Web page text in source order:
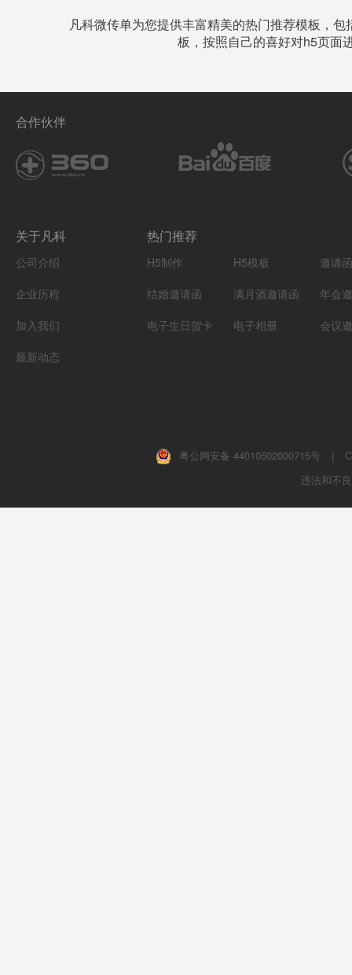
凡科微传单为您提供丰富精美的热门推荐模板，
板，按照自己的喜好对h5页面
合作伙伴
关于凡科
公司介绍
企业历程
加入我们
最新动态
热门推荐
H5制作 H5模板
邀请
结婚邀请函
满月酒邀请函
年会
电子生日贺卡
电子相册 会议
粤公网安备 44010502000715号 |
违法和不